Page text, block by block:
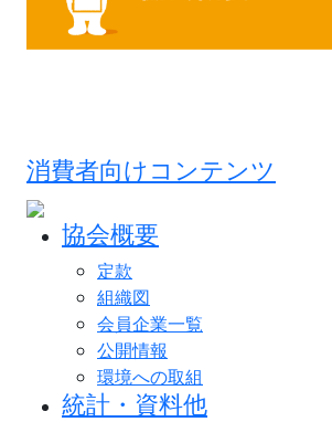
消費者向けコンテンツ
協会概要
定款
組織図
会員企業一覧
公開情報
環境への取組
統計・資料他